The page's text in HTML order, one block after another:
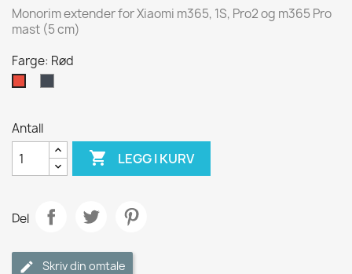
Monorim extender for Xiaomi m365, 1S, Pro2 og m365 Pro
mast (5 cm)
Farge: Rød
Antall
 LEGG I KURV
Del
Skriv din omtale